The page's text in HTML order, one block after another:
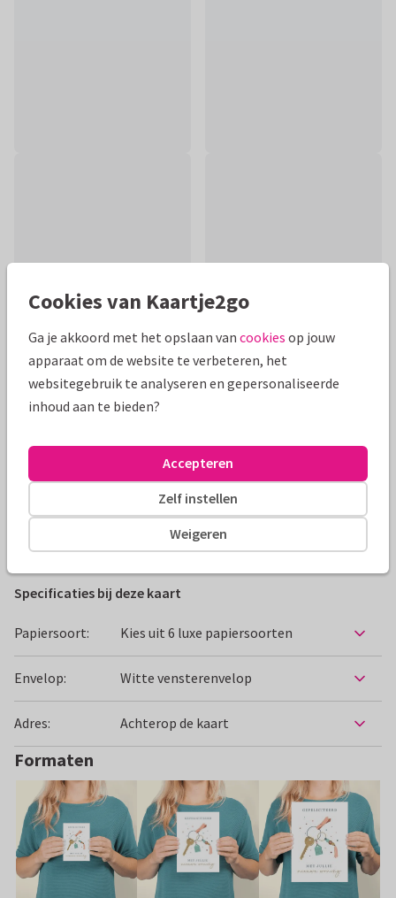
Productinformatie
feliciteren met een nieuw stekje.
Alle kaarten zijn helemaal naar wens aan te passen
Papercute
Specificaties bij deze kaart
Papiersoort: Kies uit 6 luxe papiersoorten
Envelop: Witte vensterenvelop
Adres: Achterop de kaart
Formaten
Cookies van Kaartje2go
Ga je akkoord met het opslaan van cookies op jouw
apparaat om de website te verbeteren, het
websitegebruik te analyseren en gepersonaliseerde
inhoud aan te bieden?
Weigeren
Zelf instellen
Accepteren